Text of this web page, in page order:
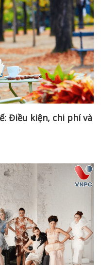
Điều kiện, chi phí và